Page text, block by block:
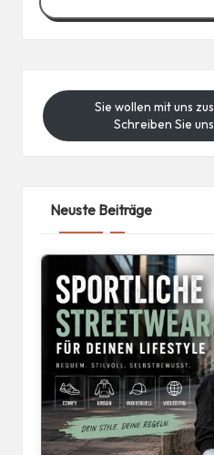
Sie wollen mit uns
Schreiben Sie
Neuste Beiträge